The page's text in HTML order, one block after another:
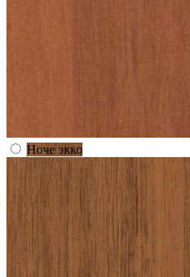
Ноче экко